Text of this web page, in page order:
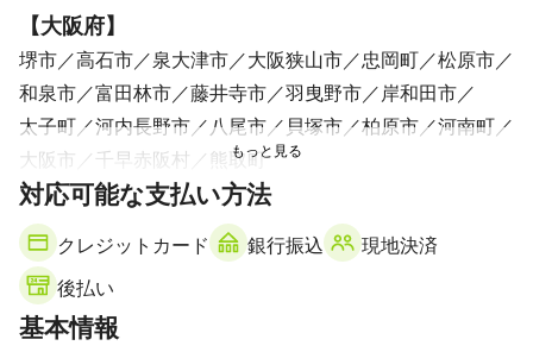
【大阪府】
堺市 高石市 泉大津市 大阪狭山市 忠岡町
松原市
和泉市
富田林市 藤井寺市 羽曳野市
岸和田市
太子町
河内長野市 八尾市 貝塚市 柏原市
河南町
大阪市
千早赤阪村 熊取町
【奈良県】
香芝市
対応可能な支払い方法
クレジットカード 銀行振込
現地決済
後払い
基本情報